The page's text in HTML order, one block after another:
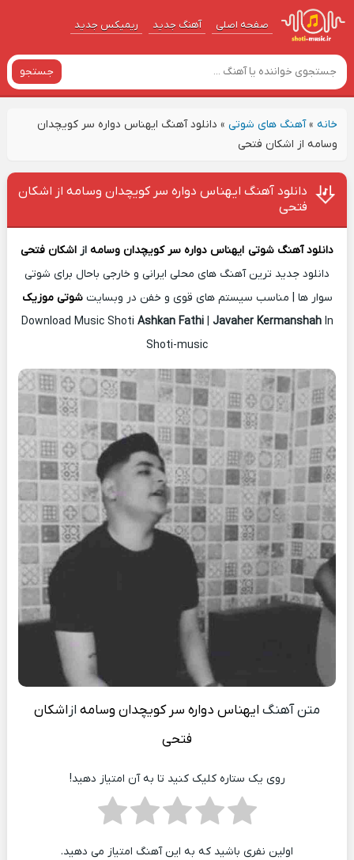
صفحه اصلی آهنگ‌ جدید ریمیکس جدید
جستجو
خانه»آهنگ های شوتی» دانلود آهنگ ایهناس دواره سر کویچدان
وسامه از اشکان فتحی
دانلود آهنگ ایهناس دواره سر کویچدان وسامه از اشکان
فتحی
دانلود آهنگ شوتی ایهناس دواره سر کویچدان وسامه از اشکان فتحی
دانلود جدید ترین آهنگ های محلی ایرانی و خارجی باحال برای شوتی
سوار ها | مناسب سیستم های قوی و خفن در وبسایتشوتی موزیک
Download Music Shoti Ashkan Fathi| Javaher KermanshahIn
Shoti-music
متن آهنگ ایهناس دواره سر کویچدان وسامه از اشکان
فتحی
روی یک ستاره کلیک کنید تا به آن امتیاز دهید!
اولین نفری باشید که به این آهنگ امتیاز می دهید.